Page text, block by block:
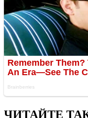
ЧИТАЙТЕ